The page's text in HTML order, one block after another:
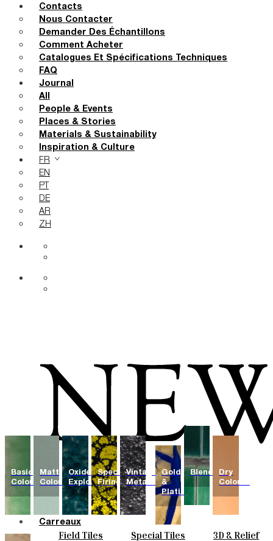
Contacts
Nous Contacter
Demander Des Échantillons
Comment Acheter
Catalogues Et Spécifications Techniques
FAQ
Journal
All
People & Events
Places & Stories
Materials & Sustainability
Inspiration & Culture
FR
EN
PT
DE
AR
ZH
Carreaux
Field Tiles Special Tiles
3D & Relief
Couleurs
Basic
Colours
Matt
Colours
Oxide
Explosions
Special
Firing
Vintage
Metallics
Gold
&
Platinum
Blends
Dry
Colours